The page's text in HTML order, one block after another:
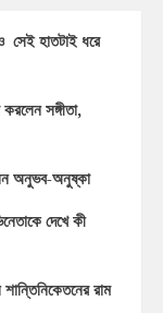
সেই হাতটাই ধরে
সঙ্গীতা,
অনুভব-অনুষ্কা
দেখে কী
রাম